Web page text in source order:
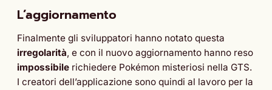
L’aggiornamento
Finalmente gli sviluppatori hanno notato questa
irregolarità, e con il nuovo aggiornamento hanno reso
impossibile richiedere Pokémon misteriosi nella GTS.
I creatori dell’applicazione sono quindi al lavoro per la